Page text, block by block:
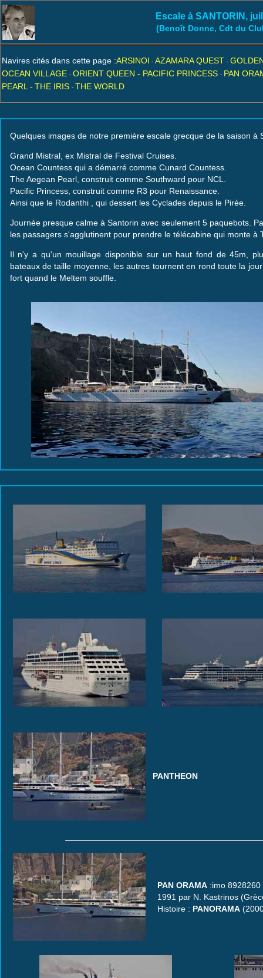
Escale à SANTORIN,
(Benoît Donne, Cdt du
Navires cités dans cette page :ARSINOI - AZAMARA QUEST -
OCEAN VILLAGE - ORIENT QUEEN - PACIFIC PRINCESS - PAN
PEARL - THE IRIS - THE WORLD
Quelques images de notre première escale grecque de la saison à
Grand Mistral, ex Mistral de Festival Cruises.
Ocean Countess qui a démarré comme Cunard Countess.
The Aegean Pearl, construit comme Southward pour NCL.
Pacific Princess, construit comme R3 pour Renaissance.
Ainsi que le Rodanthi , qui dessert les Cyclades depuis le Pirée.
Journée presque calme à Santorin avec seulement 5 paquebots.
les passagers s'agglutinent pour prendre le télécabine qui monte à
Il n'y a qu'un mouillage disponible sur un haut fond de 45m,
bateaux de taille moyenne, les autres tournent en rond toute la
fort quand le Meltem souffle.
PANTHEON
PAN ORAMA:imo 8928260
1991 par N. Kastrinos
Histoire : PANORAMA